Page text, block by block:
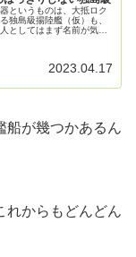
というものは、大抵ロク
独島級揚陸艦（仮）も、
としてはまず名前が気に
2023.04.17
船が幾つかあるん
れからもどんどん